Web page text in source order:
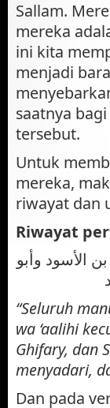
Sallam.
mereka
ini kita
menjadi
saatnya
tersebut.
Untuk
mereka,
riwayat dan
Riwayat
الأسود وأبو
“Seluruh
wa ‘aalihi
Ghifary, dan
menyadari,
Dan pada